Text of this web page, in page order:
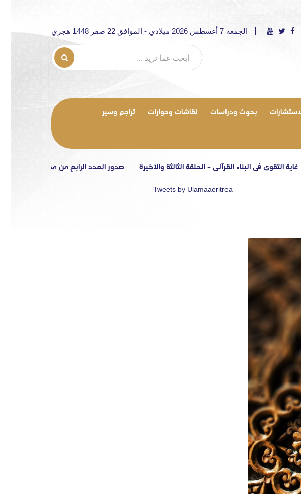
الجمعة 7 أغسطس 2026 ميلادي - الموافق 22 صفر 1448 هجري
بحوث ودراسات نقاشات وحوارات
تراجم وسير
البناء القرآني – الحلقة الثالثة والأخيرة صدور العدد الرابع من مجلة «الرابطة»
Tweets by Ulamaaeritrea